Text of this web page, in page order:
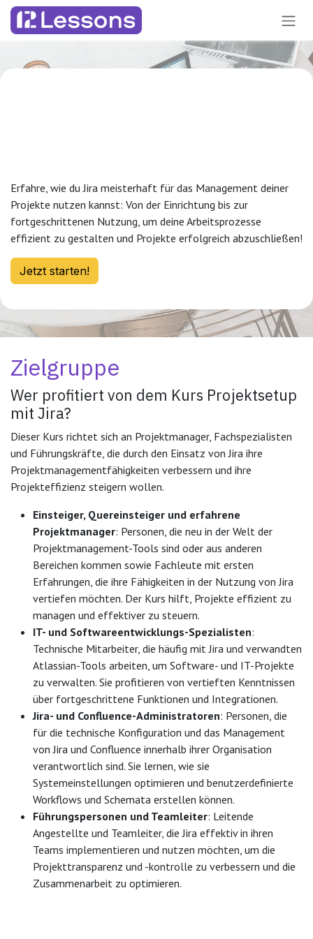
Zum Inhalt springen
Erfahre, wie du Jira meisterhaft für das Management deiner
Projekte nutzen kannst: Von der Einrichtung bis zur
fortgeschrittenen Nutzung, um deine Arbeitsprozesse
effizient zu gestalten und Projekte erfolgreich abzuschließen!
Jetzt starten!
Zielgruppe
Wer profitiert von dem Kurs Projektsetup
mit Jira?
Dieser Kurs richtet sich an Projektmanager, Fachspezialisten
und Führungskräfte, die durch den Einsatz von Jira ihre
Projektmanagementfähigkeiten verbessern und ihre
Projekteffizienz steigern wollen.
Einsteiger, Quereinsteiger und erfahrene
Projektmanager: Personen, die neu in der Welt der
Projektmanagement-Tools sind oder aus anderen
Bereichen kommen sowie Fachleute mit ersten
Erfahrungen, die ihre Fähigkeiten in der Nutzung von Jira
vertiefen möchten. Der Kurs hilft, Projekte effizient zu
managen und effektiver zu steuern.
IT- und Softwareentwicklungs-Spezialisten:
Technische Mitarbeiter, die häufig mit Jira und verwandten
Atlassian-Tools arbeiten, um Software- und IT-Projekte
zu verwalten. Sie profitieren von vertieften Kenntnissen
über fortgeschrittene Funktionen und Integrationen.
Jira- und Confluence-Administratoren: Personen, die
für die technische Konfiguration und das Management
von Jira und Confluence innerhalb ihrer Organisation
verantwortlich sind. Sie lernen, wie sie
Systemeinstellungen optimieren und benutzerdefinierte
Workflows und Schemata erstellen können.
Führungspersonen und Teamleiter: Leitende
Angestellte und Teamleiter, die Jira effektiv in ihren
Teams implementieren und nutzen möchten, um die
Projekttransparenz und -kontrolle zu verbessern und die
Zusammenarbeit zu optimieren.